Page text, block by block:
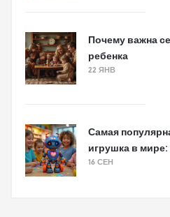
Почему важна
ребенка
22 ЯНВ
Самая
игрушка в
16 СЕН